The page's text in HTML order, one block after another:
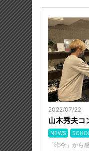
2022/07/22
山木秀夫コ
NEWS
「昨今」から